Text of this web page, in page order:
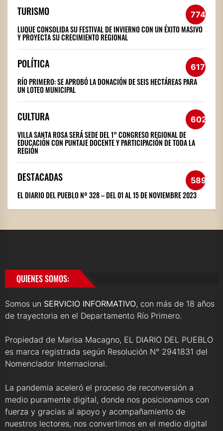
TURISMO 774
LUQUE CONSOLIDA SU FESTIVAL DE INVIERNO CON UN ÉXITO MASIVO
Y PROYECTA SU CRECIMIENTO REGIONAL
POLÍTICA 617
RÍO PRIMERO: SE APROBÓ LA DONACIÓN DE SEIS HECTÁREAS PARA
UN LOTEO MUNICIPAL
CULTURA 602
VILLA SANTA ROSA SERÁ SEDE DEL 1° CONGRESO REGIONAL DE
EDUCACIÓN CON PUNTAJE DOCENTE Y PARTICIPACIÓN DE TODA LA
REGIÓN
DESTACADAS 589
EL DIARIO DEL PUEBLO Nº 328 – DEL 01 AL 15 DE NOVIEMBRE 2023
QUIENES SOMOS:
Somos un SERVICIO INFORMATIVO, con más de 18 años
de trayectoria en el Departamento Río Primero.
Propiedad de Marisa Macagno, EL DIARIO DEL PUEBLO
es marca registrada según Resolución N° 2941831 del
Nomenclador Internacional.
La pandemia aceleró el proceso de reconversión a
medio puramente digital, donde nos posicionamos con
fuerza y gracias al apoyo y acompañamiento de
nuestros lectores, nos convertimos en el medio digital